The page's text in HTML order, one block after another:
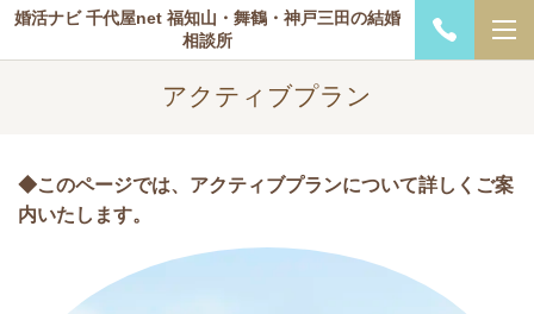
婚活ナビ 千代屋net 福知山・舞鶴・神戸三田の結婚
相談所
アクティブプラン
◆このページでは、アクティブプランについて詳しくご案
内いたします。